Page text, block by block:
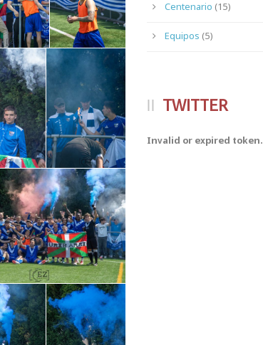
Centenario (15)
Equipos (5)
TWITTER
Invalid or expired token.